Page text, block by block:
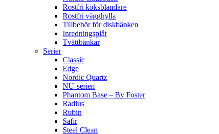
Rostfri köksblandare
Rostfri vägghylla
Tillbehör för diskbänken
Inredningsplåt
Tvättbänkar
Serier
Classic
Edge
Nordic Quartz
NU-serien
Phantom Base – By Foster
Radius
Rubin
Safir
Steel Clean